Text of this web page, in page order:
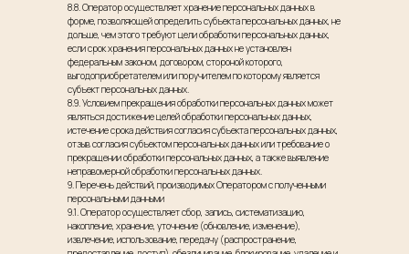
8.8. Оператор осуществляет хранение персональных данных в
форме, позволяющей определить субъекта персональных данных, не
дольше, чем этого требуют цели обработки персональных данных,
если срок хранения персональных данных не установлен
федеральным законом, договором, стороной которого,
выгодоприобретателем или поручителем по которому является
субъект персональных данных.
8.9. Условием прекращения обработки персональных данных может
являться достижение целей обработки персональных данных,
истечение срока действия согласия субъекта персональных данных,
отзыв согласия субъектом персональных данных или требование о
прекращении обработки персональных данных, а также выявление
неправомерной обработки персональных данных.
9. Перечень действий, производимых Оператором с полученными
персональными данными
9.1. Оператор осуществляет сбор, запись, систематизацию,
накопление, хранение, уточнение (обновление, изменение),
извлечение, использование, передачу (распространение,